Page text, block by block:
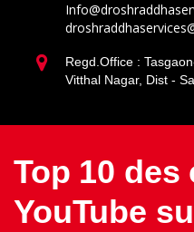
Regd.Office :
Vitthal Nagar, Dist -
Top 10 des
YouTube